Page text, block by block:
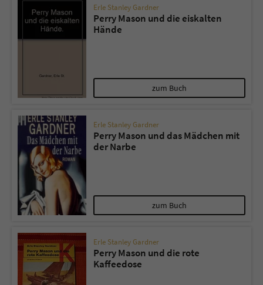
Erle Stanley Gardner
Perry Mason und die eiskalten
Hände
zum Buch
Erle Stanley Gardner
Perry Mason und das Mädchen mit
der Narbe
zum Buch
Erle Stanley Gardner
Perry Mason und die rote
Kaffeedose